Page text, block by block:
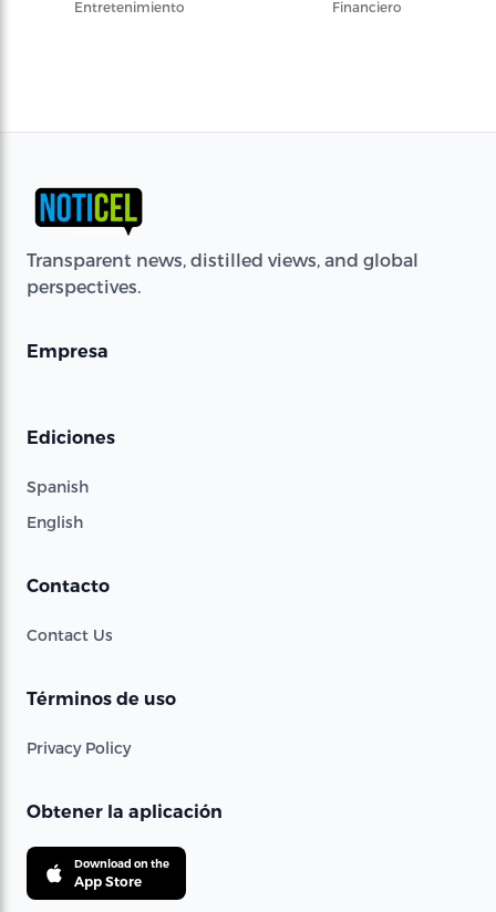
Entretenimiento
Financiero
Transparent news, distilled views, and global
perspectives.
Empresa
Ediciones
Spanish
English
Contacto
Contact Us
Términos de uso
Privacy Policy
Obtener la aplicación
Download on the
App Store